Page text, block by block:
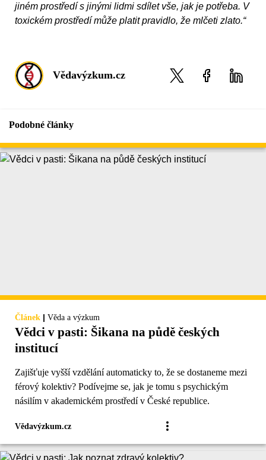
jiném prostředí s jinými lidmi sdílet vše, jak je potřeba. V
toxickém prostředí může platit pravidlo, že mlčeti zlato.“
Vědavýzkum.cz
Podobné články
Článek | Věda a výzkum
Vědci v pasti: Šikana na půdě českých
institucí
Zajišťuje vyšší vzdělání automaticky to, že se dostaneme mezi
férový kolektiv? Podívejme se, jak je tomu s psychickým
násilím v akademickém prostředí v České republice.
Vědavýzkum.cz